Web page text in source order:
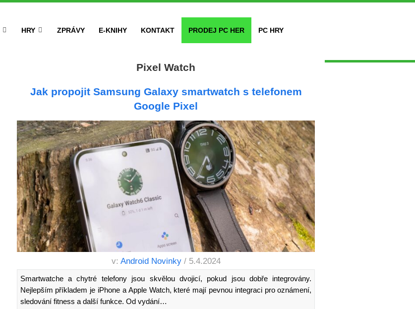
HRY ZPRÁVY E-KNIHY KONTAKT PRODEJ PC HER PC HRY
Pixel Watch
Jak propojit Samsung Galaxy smartwatch s telefonem
Google Pixel
v: Android Novinky / 5.4.2024
Smartwatche a chytré telefony jsou skvělou dvojicí, pokud jsou dobře integrovány.
Nejlepším příkladem je iPhone a Apple Watch, které mají pevnou integraci pro oznámení,
sledování fitness a další funkce. Od vydání…